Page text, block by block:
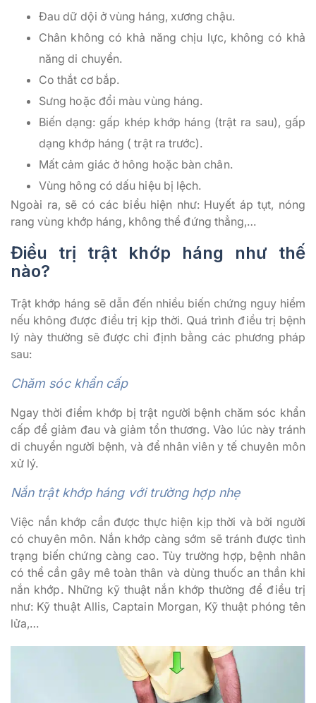
Đau dữ dội ở vùng háng, xương chậu.
Chân không có khả năng chịu lực, không có khả
năng di chuyển.
Co thắt cơ bắp.
Sưng hoặc đổi màu vùng háng.
Biến dạng: gấp khép khớp háng (trật ra sau), gấp
dạng khớp háng ( trật ra trước).
Mất cảm giác ở hông hoặc bàn chân.
Vùng hông có dấu hiệu bị lệch.
Ngoài ra, sẽ có các biểu hiện như: Huyết áp tụt, nóng
rang vùng khớp háng, không thể đứng thẳng,…
Điều trị trật khớp háng như thế
nào?
Trật khớp háng sẽ dẫn đến nhiều biến chứng nguy hiểm
nếu không được điều trị kịp thời. Quá trình điều trị bệnh
lý này thường sẽ được chỉ định bằng các phương pháp
sau:
Chăm sóc khẩn cấp
Ngay thời điểm khớp bị trật người bệnh chăm sóc khẩn
cấp để giảm đau và giảm tổn thương. Vào lúc này tránh
di chuyển người bệnh, và để nhân viên y tế chuyên môn
xử lý.
Nắn trật khớp háng với trường hợp nhẹ
Việc nắn khớp cần được thực hiện kịp thời và bởi người
có chuyên môn. Nắn khớp càng sớm sẽ tránh được tình
trạng biến chứng càng cao. Tùy trường hợp, bệnh nhân
có thể cần gây mê toàn thân và dùng thuốc an thần khi
nắn khớp. Những kỹ thuật nắn khớp thường để điều trị
như: Kỹ thuật Allis, Captain Morgan, Kỹ thuật phóng tên
lửa,…